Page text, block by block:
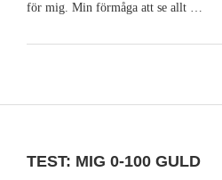
för mig. Min förmåga att se allt …
TEST: MIG 0-100 GULD